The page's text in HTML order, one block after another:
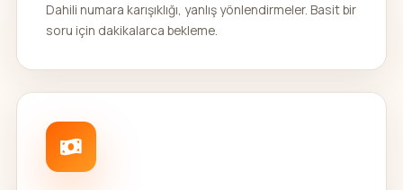
Dahili numara karışıklığı, yanlış yönlendirmeler. Basit bir
soru için dakikalarca bekleme.